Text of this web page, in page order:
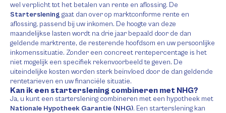
wel verplicht tot het betalen van rente en aflossing. De
Starterslening gaat dan over op marktconforme rente en
aflossing, passend bij uw inkomen. De hoogte van deze
maandelijkse lasten wordt na drie jaar bepaald door de dan
geldende marktrente, de resterende hoofdsom en uw persoonlijke
inkomenssituatie. Zonder een concreet rentepercentage is het
niet mogelijk een specifiek rekenvoorbeeld te geven. De
uiteindelijke kosten worden sterk beïnvloed door de dan geldende
rentetarieven en uw financiële situatie.
Kan ik een starterslening combineren met NHG?
Ja, u kunt een starterslening combineren met een hypotheek met
Nationale Hypotheek Garantie (NHG). Een starterslening kan